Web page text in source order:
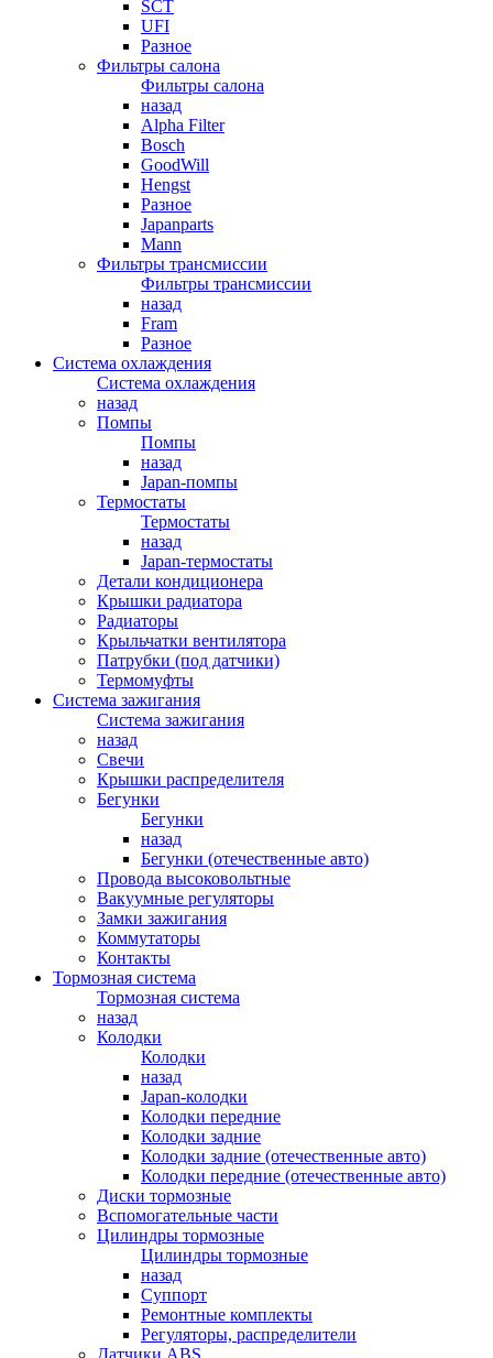
SCT
UFI
Разное
Фильтры салона
Фильтры салона
назад
Alpha Filter
Bosch
GoodWill
Hengst
Разное
Japanparts
Mann
Фильтры трансмиссии
Фильтры трансмиссии
назад
Fram
Разное
Система охлаждения
Система охлаждения
назад
Помпы
Помпы
назад
Japan-помпы
Термостаты
Термостаты
назад
Japan-термостаты
Детали кондиционера
Крышки радиатора
Радиаторы
Крыльчатки вентилятора
Патрубки (под датчики)
Термомуфты
Система зажигания
Система зажигания
назад
Свечи
Крышки распределителя
Бегунки
Бегунки
назад
Бегунки (отечественные авто)
Провода высоковольтные
Вакуумные регуляторы
Замки зажигания
Коммутаторы
Контакты
Тормозная система
Тормозная система
назад
Колодки
Колодки
назад
Japan-колодки
Колодки передние
Колодки задние
Колодки задние (отечественные авто)
Колодки передние (отечественные авто)
Диски тормозные
Вспомогательные части
Цилиндры тормозные
Цилиндры тормозные
назад
Суппорт
Ремонтные комплекты
Регуляторы, распределители
Датчики ABS